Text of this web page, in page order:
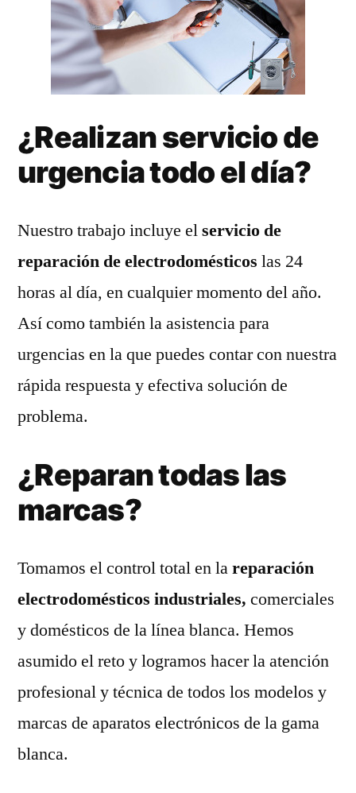
¿Realizan servicio de
urgencia todo el día?
Nuestro trabajo incluye elservicio de
reparación de electrodomésticos las 24
horas al día, en cualquier momento del año.
Así como también la asistencia para
urgencias en la que puedes contar con nuestra
rápida respuesta y efectiva solución de
problema.
¿Reparan todas las
marcas?
Tomamos el control total en lareparación
electrodomésticos industriales, comerciales
y domésticos de la línea blanca. Hemos
asumido el reto y logramos hacer la atención
profesional y técnica de todos los modelos y
marcas de aparatos electrónicos de la gama
blanca.